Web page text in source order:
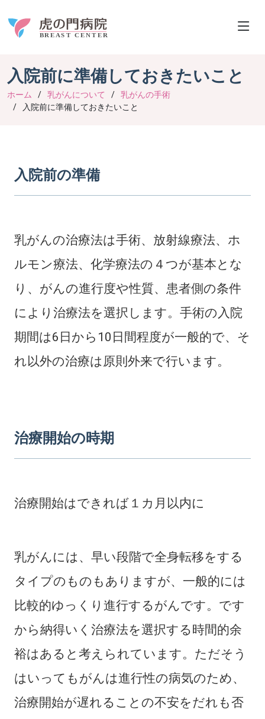
入院前に準備しておきたいこと
ホーム 乳がんについて
乳がんの手術
入院前に準備しておきたいこと
入院前の準備
乳がんの治療法は手術、放射線療法、ホ
ルモン療法、化学療法の４つが基本とな
り、がんの進行度や性質、患者側の条件
により治療法を選択します。手術の入院
期間は6日から10日間程度が一般的で、そ
れ以外の治療は原則外来で行います。
治療開始の時期
治療開始はできれば１カ月以内に
乳がんには、早い段階で全身転移をする
タイプのものもありますが、一般的には
比較的ゆっくり進行するがんです。です
から納得いく治療法を選択する時間的余
裕はあると考えられています。ただそう
はいってもがんは進行性の病気のため、
治療開始が遅れることの不安をだれも否